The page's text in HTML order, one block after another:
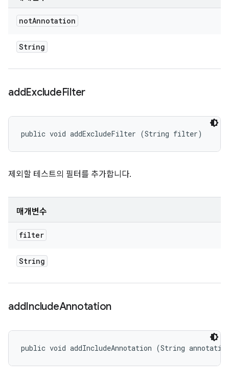
notAnnotation
String
addExcludeFilter
public void addExcludeFilter (String filter)
제외할 테스트의 필터를 추가합니다.
매개변수
filter
String
addIncludeAnnotation
public void addIncludeAnnotation (String